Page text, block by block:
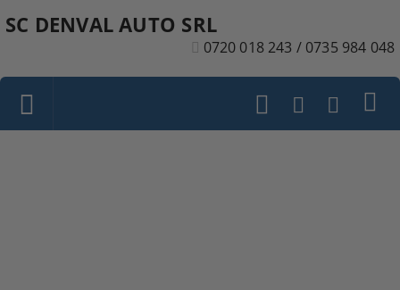
SC DENVAL AUTO SRL
0720 018 243 / 0735 984 048